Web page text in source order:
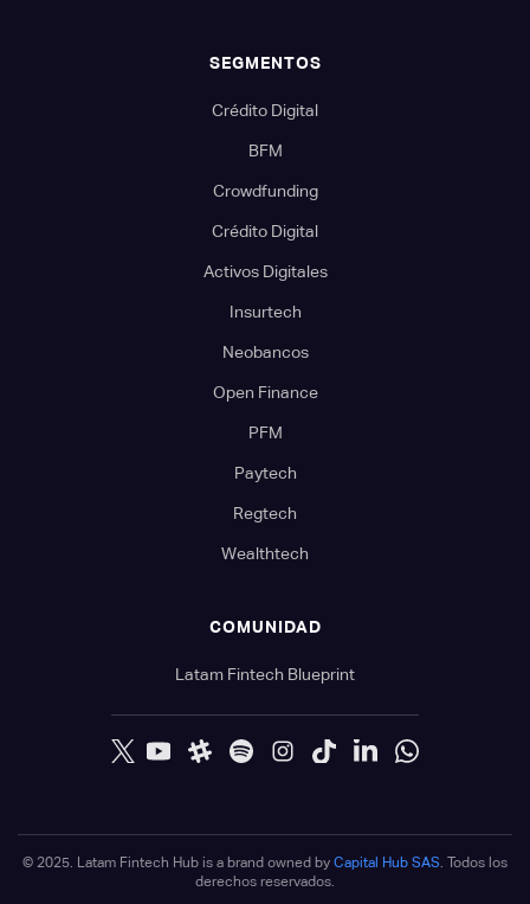
SEGMENTOS
Crédito Digital
BFM
Crowdfunding
Crédito Digital
Activos Digitales
Insurtech
Neobancos
Open Finance
PFM
Paytech
Regtech
Wealthtech
COMUNIDAD
Latam Fintech Blueprint
© 2025. Latam Fintech Hub is a brand owned by Capital Hub SAS . Todos los
derechos reservados.